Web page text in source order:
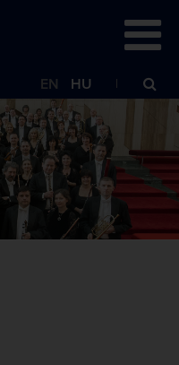
EN HU